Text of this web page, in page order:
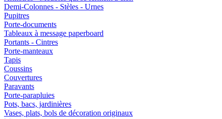
Demi-Colonnes - Stèles - Urnes
Pupitres
Porte-documents
Tableaux à message paperboard
Portants - Cintres
Porte-manteaux
Tapis
Coussins
Couvertures
Paravants
Porte-parapluies
Pots, bacs, jardinières
Vases, plats, bols de décoration originaux